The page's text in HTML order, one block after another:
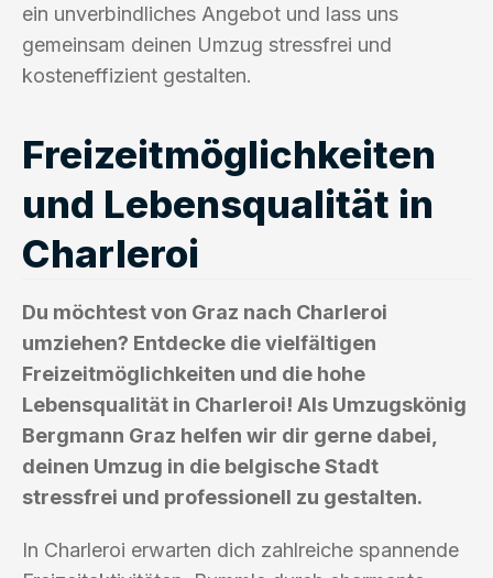
ein unverbindliches Angebot und lass uns
gemeinsam deinen Umzug stressfrei und
kosteneffizient gestalten.
Freizeitmöglichkeiten
und Lebensqualität in
Charleroi
Du möchtest von Graz nach Charleroi
umziehen? Entdecke die vielfältigen
Freizeitmöglichkeiten und die hohe
Lebensqualität in Charleroi! Als Umzugskönig
Bergmann Graz helfen wir dir gerne dabei,
deinen Umzug in die belgische Stadt
stressfrei und professionell zu gestalten.
In Charleroi erwarten dich zahlreiche spannende